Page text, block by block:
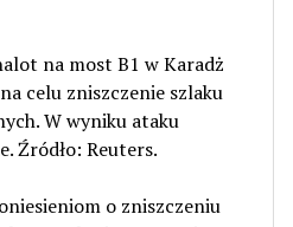
na most B1 w Karadż
celu zniszczenie szlaku
W wyniku ataku
Źródło: Reuters.
o zniszczeniu